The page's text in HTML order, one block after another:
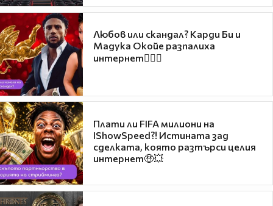
Любов или скандал? Карди Би и
Мадука Окойе разпалиха
интернет❤️‍🔥🔥
Плати ли FIFA милиони на
IShowSpeed?! Истината зад
сделката, която разтърси целия
интернет🤑💥